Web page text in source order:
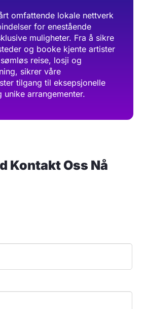
omfattende lokale nettverk
for enestående
muligheter. Fra å sikre
og booke kjente artister
reise, losji og
sikrer våre
tilgang til eksepsjonelle
unike arrangementer.
Kontakt Oss Nå